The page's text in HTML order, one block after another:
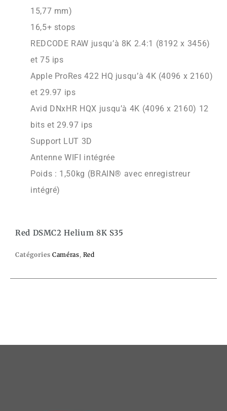
15,77 mm)
16,5+ stops
REDCODE RAW jusqu’à 8K 2.4:1 (8192 x 3456)
et 75 ips
Apple ProRes 422 HQ jusqu’à 4K (4096 x 2160)
et 29.97 ips
Avid DNxHR HQX jusqu’à 4K (4096 x 2160) 12
bits et 29.97 ips
Support LUT 3D
Antenne WIFI intégrée
Poids : 1,50kg (BRAIN® avec enregistreur
intégré)
Red DSMC2 Helium 8K S35
Catégories Caméras, Red